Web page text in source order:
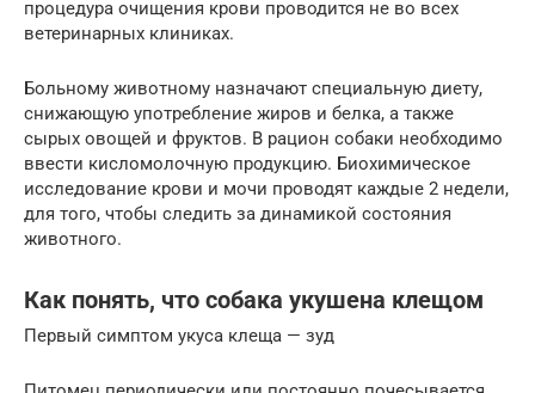
процедура очищения крови проводится не во всех
ветеринарных клиниках.
Больному животному назначают специальную диету,
снижающую употребление жиров и белка, а также
сырых овощей и фруктов. В рацион собаки необходимо
ввести кисломолочную продукцию. Биохимическое
исследование крови и мочи проводят каждые 2 недели,
для того, чтобы следить за динамикой состояния
животного.
Как понять, что собака укушена клещом
Первый симптом укуса клеща — зуд